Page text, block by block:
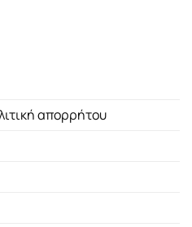
απορρήτου